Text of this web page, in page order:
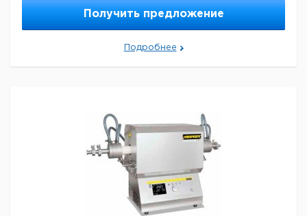
Однозонный дизайн в стандартной комплектации-
Корпус с двойной оболочкой из листов
текстурированной нержавеющей стали-
Используются только волокнистые материалы,
которые не классифицируются как канцерогенные в
соответствии с TRGS 905, класс 1 или 2.- диаметр
стандартного оборудования
Получить предложение
Подробнее